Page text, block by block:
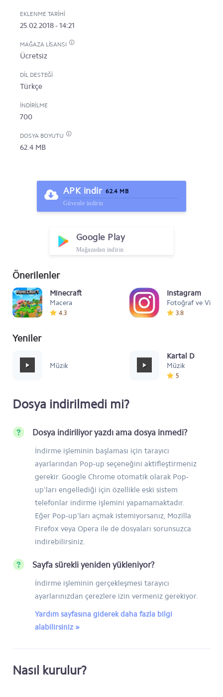
EKLENME TARIHI
25.02.2018 - 14:21
MAĞAZA LISANSI
Ücretsiz
DIL DESTEĞI
Türkçe
İNDIRILME
700
DOSYA BOYUTU
62.4 MB
APK indir 62.4 MB
Güvenle indirin
Google Play
Mağazadan indirin
Önerilenler
Minecraft
Macera
4.3
Instagram
Fotoğraf ve Video
3.8
Yeniler
Müzik
Kartal Dansı
Müzik
5
Dosya indirilmedi mi?
Dosya indiriliyor yazdı ama dosya inmedi?
İndirme işleminin başlaması için tarayıcı
ayarlarından Pop-up seçeneğini aktifleştirmeniz
gerekir. Google Chrome otomatik olarak Pop-
up'ları engellediği için özellikle eski sistem
telefonlar indirme işlemini yapamamaktadır.
Eğer Pop-up'ları açmak istemiyorsanız, Mozilla
Firefox veya Opera ile de dosyaları sorunsuzca
indirebilirsiniz.
Sayfa sürekli yeniden yükleniyor?
İndirme işleminin gerçekleşmesi tarayıcı
ayarlarınızdan çerezlere izin vermeniz gerekiyor.
Yardım sayfasına giderek daha fazla bilgi
alabilirsiniz »
Nasıl kurulur?